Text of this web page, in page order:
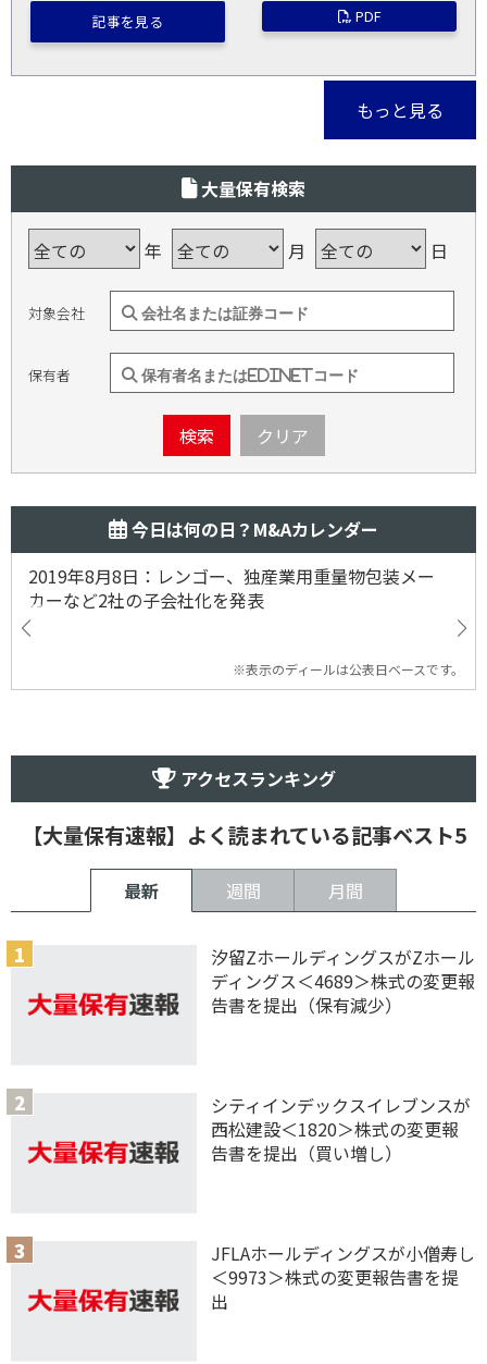
記事を見る PDF
もっと見る
大量保有検索
年 月 日
対象会社
保有者
検索 クリア
今日は何の日？M&Aカレンダー
2019年8月8日：レンゴー、独産業用重量物包装メー
カーなど2社の子会社化を発表
※表示のディールは公表日ベースです。
アクセスランキング
【大量保有速報】よく読まれている記事ベスト5
最新 週間 月間
汐留ZホールディングスがZホール
ディングス＜4689＞株式の変更報
告書を提出（保有減少）
シティインデックスイレブンスが
西松建設＜1820＞株式の変更報
告書を提出（買い増し）
JFLAホールディングスが小僧寿し
＜9973＞株式の変更報告書を提
出